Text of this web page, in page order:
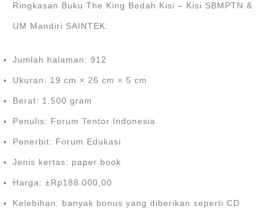
Ringkasan Buku The King Bedah Kisi – Kisi SBMPTN &
UM Mandiri SAINTEK:
Jumlah halaman: 912
Ukuran: 19 cm × 26 cm × 5 cm
Berat: 1.500 gram
Penulis: Forum Tentor Indonesia
Penerbit: Forum Edukasi
Jenis kertas: paper book
Harga: ±Rp188.000,00
Kelebihan: banyak bonus yang diberikan seperti CD